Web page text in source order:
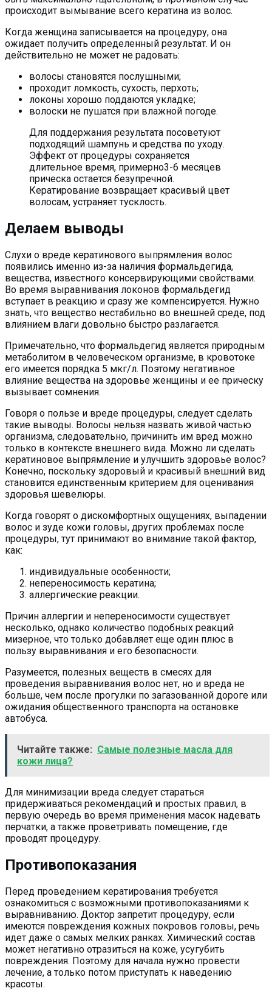
происходит вымывание всего кератина из волос.
Когда женщина записывается на процедуру, она
ожидает получить определенный результат. И он
действительно не может не радовать:
волосы становятся послушными;
проходит ломкость, сухость, перхоть;
локоны хорошо поддаются укладке;
волоски не пушатся при влажной погоде.
Для поддержания результата посоветуют
подходящий шампунь и средства по уходу.
Эффект от процедуры сохраняется
длительное время, примерно3-6 месяцев
прическа остается безупречной.
Кератирование возвращает красивый цвет
волосам, устраняет тусклость.
Делаем выводы
Слухи о вреде кератинового выпрямления волос
появились именно из-за наличия формальдегида,
вещества, известного консервирующими свойствами.
Во время выравнивания локонов формальдегид
вступает в реакцию и сразу же компенсируется. Нужно
знать, что вещество нестабильно во внешней среде, под
влиянием влаги довольно быстро разлагается.
Примечательно, что формальдегид является природным
метаболитом в человеческом организме, в кровотоке
его имеется порядка 5 мкг/л. Поэтому негативное
влияние вещества на здоровье женщины и ее прическу
вызывает сомнения.
Говоря о пользе и вреде процедуры, следует сделать
такие выводы. Волосы нельзя назвать живой частью
организма, следовательно, причинить им вред можно
только в контексте внешнего вида. Можно ли сделать
кератиновое выпрямление и улучшить здоровье волос?
Конечно, поскольку здоровый и красивый внешний вид
становится единственным критерием для оценивания
здоровья шевелюры.
Когда говорят о дискомфортных ощущениях, выпадении
волос и зуде кожи головы, других проблемах после
процедуры, тут принимают во внимание такой фактор,
как:
индивидуальные особенности;
непереносимость кератина;
аллергические реакции.
Причин аллергии и непереносимости существует
несколько, однако количество подобных реакций
мизерное, что только добавляет еще один плюс в
пользу выравнивания и его безопасности.
Разумеется, полезных веществ в смесях для
проведения выравнивания волос нет, но и вреда не
больше, чем после прогулки по загазованной дороге или
ожидания общественного транспорта на остановке
автобуса.
Читайте также: Самые полезные масла для
кожи лица?
Для минимизации вреда следует стараться
придерживаться рекомендаций и простых правил, в
первую очередь во время применения масок надевать
перчатки, а также проветривать помещение, где
проводят процедуру.
Противопоказания
Перед проведением кератирования требуется
ознакомиться с возможными противопоказаниями к
выравниванию. Доктор запретит процедуру, если
имеются повреждения кожных покровов головы, речь
идет даже о самых мелких ранках. Химический состав
может негативно отразиться на коже, усугубить
повреждения. Поэтому для начала нужно провести
лечение, а только потом приступать к наведению
красоты.